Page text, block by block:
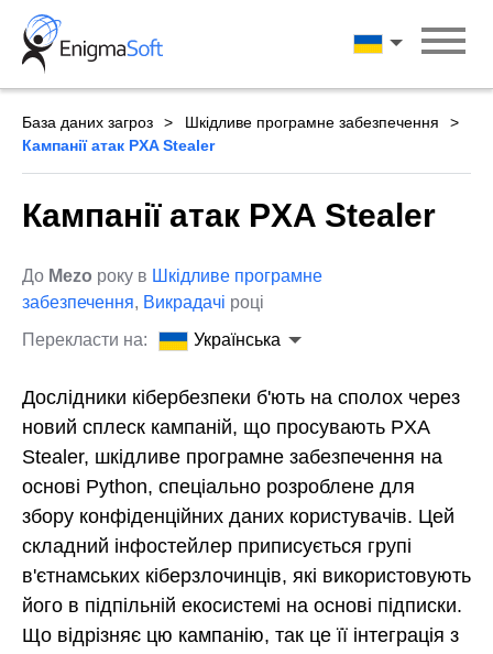
Skip
content
Українська
База даних загроз
Шкідливе програмне забезпечення
Кампанії атак PXA Stealer
Кампанії атак PXA Stealer
До Mezo року в Шкідливе програмне
забезпечення, Викрадачі році
Перекласти на:
Українська
Дослідники кібербезпеки б'ють на сполох через
новий сплеск кампаній, що просувають PXA
Stealer, шкідливе програмне забезпечення на
основі Python, спеціально розроблене для
збору конфіденційних даних користувачів. Цей
складний інфостейлер приписується групі
в'єтнамських кіберзлочинців, які використовують
його в підпільній екосистемі на основі підписки.
Що відрізняє цю кампанію, так це її інтеграція з